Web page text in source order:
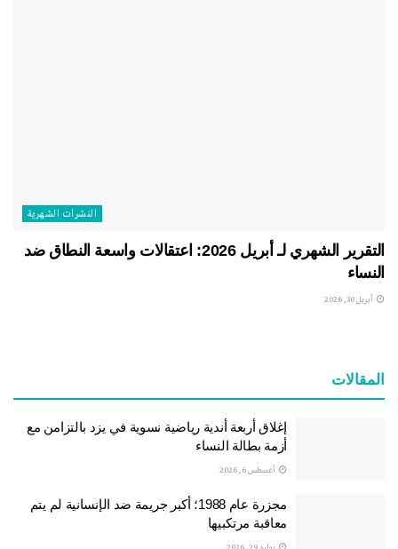
النشرات الشهریة
التقرير الشهري لـ أبريل 2026: اعتقالات واسعة النطاق ضد
النساء
أبريل 30, 2026
المقالات
إغلاق أربعة أندية رياضية نسوية في يزد بالتزامن مع
أزمة بطالة النساء
أغسطس 6, 2026
مجزرة عام 1988؛ أكبر جريمة ضد الإنسانية لم يتم
معاقبة مرتكبيها
يوليو 29, 2026